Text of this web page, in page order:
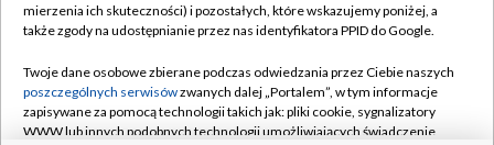
Naziemna Telewizja Cyfrowa
Rada Programowa
System NOS
Pomoc
Kontakt
mierzenia ich skuteczności) i pozostałych, które wskazujemy poniżej, a
także zgody na udostępnianie przez nas identyfikatora PPID do Google.
Twoje dane osobowe zbierane podczas odwiedzania przez Ciebie naszych
poszczególnych serwisówzwanych dalej „Portalem”, w tym informacje
zapisywane za pomocą technologii takich jak: pliki cookie, sygnalizatory
WWW lub innych podobnych technologii umożliwiających świadczenie